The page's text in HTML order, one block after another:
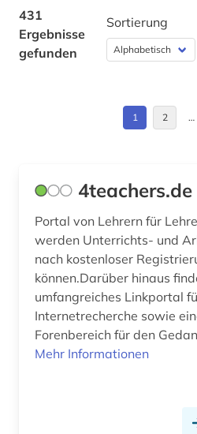
berufsoberschule (1)
berufspädagogik (1)
berusbildungssystem (1)
bewegungsverhalten (1)
bibliografie (18)
bibliographie (8)
bibliothek (1)
Ostasien (1)
Rheinland-Pfalz (2)
Sachsen (2)
431
Ergebnisse
gefunden
Sortierung
1 2 …
4teachers.de
Portal von Lehrern für
werden Unterrichts- und
nach kostenloser
können.Darüber hinaus
umfangreiches Linkportal
Internetrecherche sowie
Forenbereich für den
Mehr Informationen